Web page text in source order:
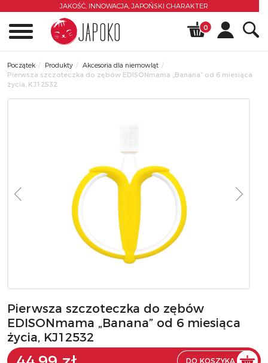
JAKOŚĆ, INNOWACJA, JAPOŃSKI CHARAKTER
0
Początek Produkty
Akcesoria dla niemowląt
Pierwsza szczoteczka do zębów EDISONmama „Banana” od 6 miesiąca
życia, KJ12532
Pierwsza szczoteczka do zębów
EDISONmama „Banana” od 6 miesiąca
życia, KJ12532
DO KOSZYKA